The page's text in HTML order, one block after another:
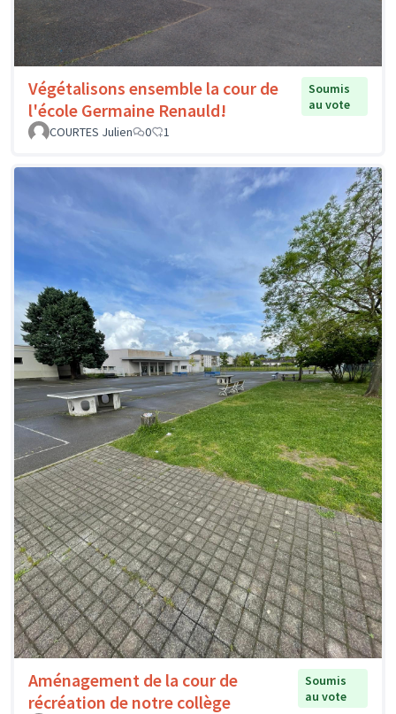
Végétalisons ensemble la cour de
l'école Germaine Renauld!
Soumis
au vote
COURTES Julien
0 1
Aménagement de la cour de
récréation de notre collège
Soumis
au vote